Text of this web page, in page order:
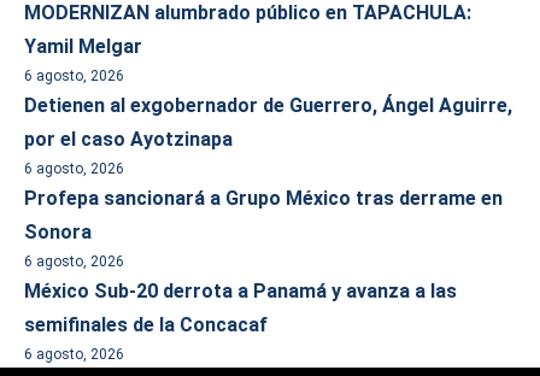
MODERNIZAN alumbrado público en TAPACHULA:
Yamil Melgar
6 agosto, 2026
Detienen al exgobernador de Guerrero, Ángel Aguirre,
por el caso Ayotzinapa
6 agosto, 2026
Profepa sancionará a Grupo México tras derrame en
Sonora
6 agosto, 2026
México Sub-20 derrota a Panamá y avanza a las
semifinales de la Concacaf
6 agosto, 2026